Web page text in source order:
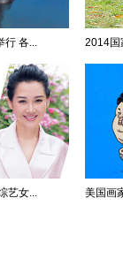
行 各... 2014国
艺女... 美国画